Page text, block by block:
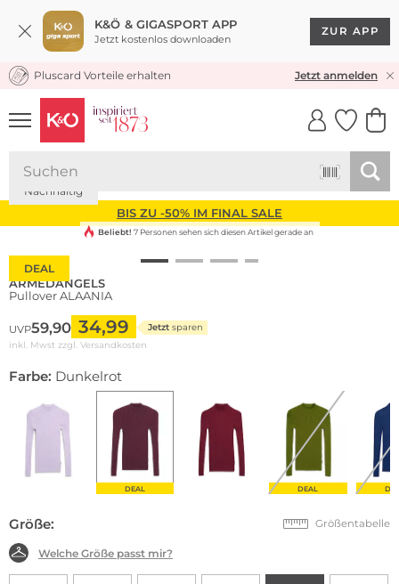
K&Ö & GIGASPORT APP
Jetzt kostenlos downloaden
ZUR APP
KOSTENLOSER VERSAND* & RÜCKVERSAND
Pluscard Vorteile erhalten Jetzt anmelden
UNSERE APP
CLICK &
BIS ZU -50% IM FINAL SALE
DEAL
Nachhaltig
Beliebt! 7 Personen sehen sich diesen Artikel gerade an
ARMEDANGELS
Pullover ALAANIA
UVP59,90 34,99 Jetzt sparen
inkl. Mwst zzgl. Versandkosten
Farbe: Dunkelrot
DEAL DEAL
Größe: Größentabelle
Welche Größe passt mir?